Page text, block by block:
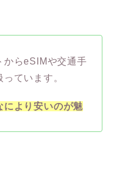
からeSIMや交通手
ています。
により安いのが魅